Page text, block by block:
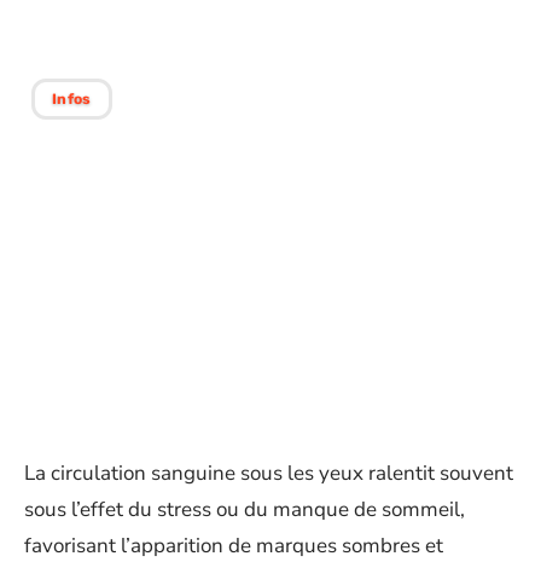
Infos
La circulation sanguine sous les yeux ralentit souvent
sous l’effet du stress ou du manque de sommeil,
favorisant l’apparition de marques sombres et